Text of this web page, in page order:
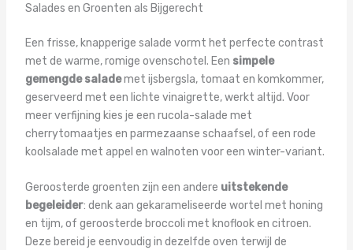
Salades en Groenten als Bijgerecht
Een frisse, knapperige salade vormt het perfecte contrast
met de warme, romige ovenschotel. Een simpele
gemengde salademet ijsbergsla, tomaat en komkommer,
geserveerd met een lichte vinaigrette, werkt altijd. Voor
meer verfijning kies je een rucola-salade met
cherrytomaatjes en parmezaanse schaafsel, of een rode
koolsalade met appel en walnoten voor een winter-variant.
Geroosterde groenten zijn een andere uitstekende
begeleider: denk aan gekarameliseerde wortel met honing
en tijm, of geroosterde broccoli met knoflook en citroen.
Deze bereid je eenvoudig in dezelfde oven terwijl de